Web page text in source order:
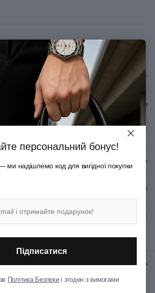
змінний, тому ручкою ви зможете
Parker
Франція
SONNET
Неіржавна сталь
Глянцевий лак
персональний бонус!
надішлемо код для вигідної покупки
Підписатися
Політика Безпекиі згоден з вимогами